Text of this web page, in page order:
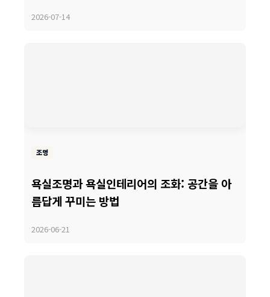
2026-07-14
조명
욕실조명과 욕실인테리어의 조화: 공간을 아
릅답게 꾸미는 방법
2026-06-21